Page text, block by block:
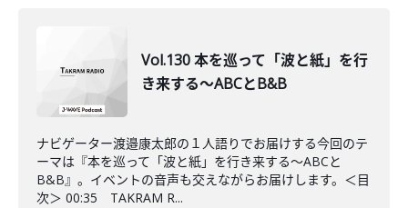
Vol.130 本を巡って「波と紙」を行
き来する～ABCとB&B
ナビゲーター渡邉康太郎の１人語りでお届けする今回のテ
ーマは『本を巡って「波と紙」を行き来する～ABCと
B&B』。イベントの音声も交えながらお届けします。＜目
次＞ 00:35 TAKRAM R...